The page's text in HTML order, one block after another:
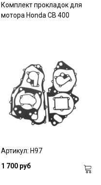
Комплект прокладок для
мотора Honda CB 400
Артикул: H97
1 700 руб